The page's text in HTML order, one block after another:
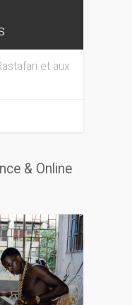
et aux
& Online